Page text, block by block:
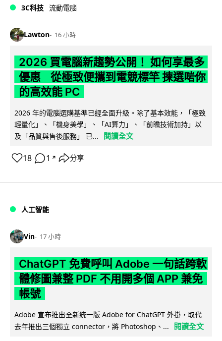
3C科技 流動電腦
Lawton 16 小時
2026 買電腦新趨勢公開！ 如何享最多
優惠 從極致便攜到電競標竿 揀選啱你
的高效能 PC
2026 年的電腦選購基準已經全面升級。除了基本效能，「極致
輕量化」、「機身美學」、「AI算力」、「前瞻技術加持」以
及「品質與售後服務」 已...
閱讀全文
18 1 ↗ 分享
人工智能
Vin 17 小時
ChatGPT 免費呼叫 Adobe 一句話跨軟
體修圖兼整 PDF 不用開多個 APP 兼免
帳號
Adobe 宣布推出全新統一版 Adobe for ChatGPT 外掛，取代
去年推出三個獨立 connector，將 Photoshop、...
閱讀全文